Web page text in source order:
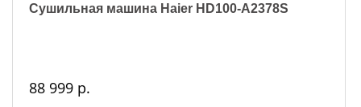
Сушильная машина Haier HD100-A2378S
88 999 р.